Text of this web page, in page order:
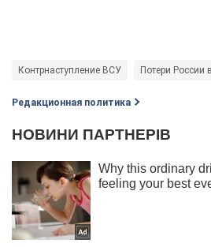
Контрнаступление ВСУ Потери России
Редакционная политика